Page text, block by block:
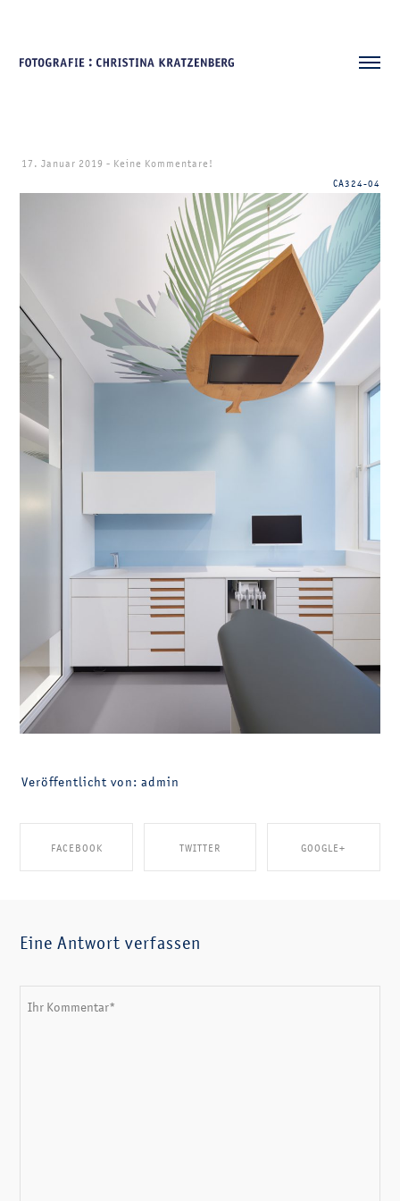
17. Januar 2019 - Keine Kommentare!
CA324-04
Veröffentlicht von: admin
FACEBOOK TWITTER GOOGLE+
Eine Antwort verfassen